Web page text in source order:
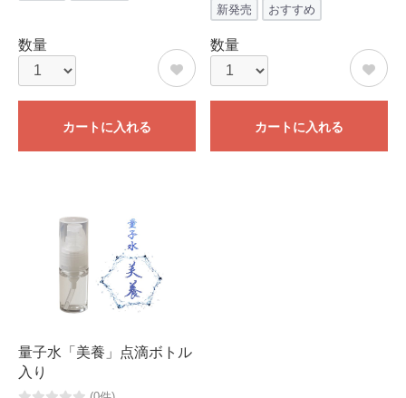
数量
カートに入れる
新発売 おすすめ
数量
カートに入れる
量子水「美養」点滴ボトル
入り